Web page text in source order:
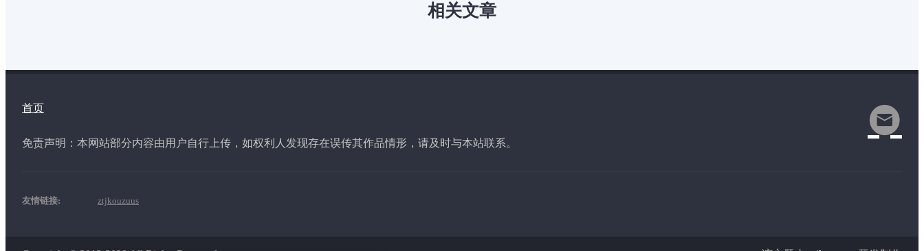
相关文章
首页
免责声明：本网站部分内容由用户自行上传，如权利人发现存在误传其作品情形，请及时与本站联系。
友情链接: ztjkouzuus